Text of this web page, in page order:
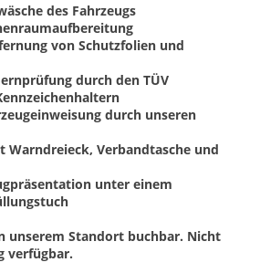
des Fahrzeugs
von Schutzfolien und
durch den TÜV
durch unseren
Warndreieck, Verbandtasche und
unter einem
unserem Standort buchbar. Nicht
verfügbar.